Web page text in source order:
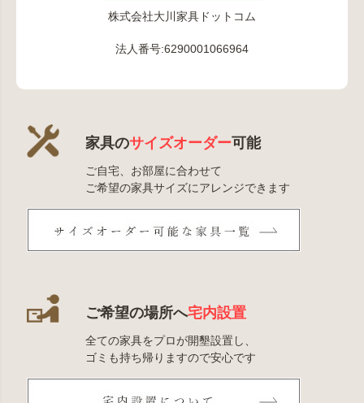
株式会社大川家具ドットコム
法人番号:6290001066964
家具のサイズオーダー可能
ご自宅、お部屋に合わせて
ご希望の家具サイズにアレンジできます
ご希望の場所へ宅内設置
全ての家具をプロが開墾設置し、
ゴミも持ち帰りますので安心です